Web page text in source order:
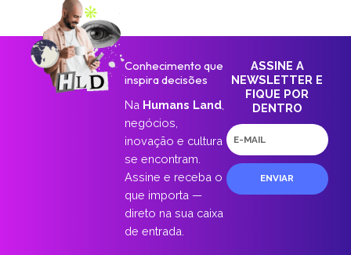
Conhecimento que
inspira decisões
Na Humans Land
negócios,
inovação e cultura
se encontram.
Assine e receba o
que importa —
direto na sua caixa
de entrada.
ASSINE A
NEWSLETTER E
FIQUE POR
DENTRO
E-
mail
ENVIAR